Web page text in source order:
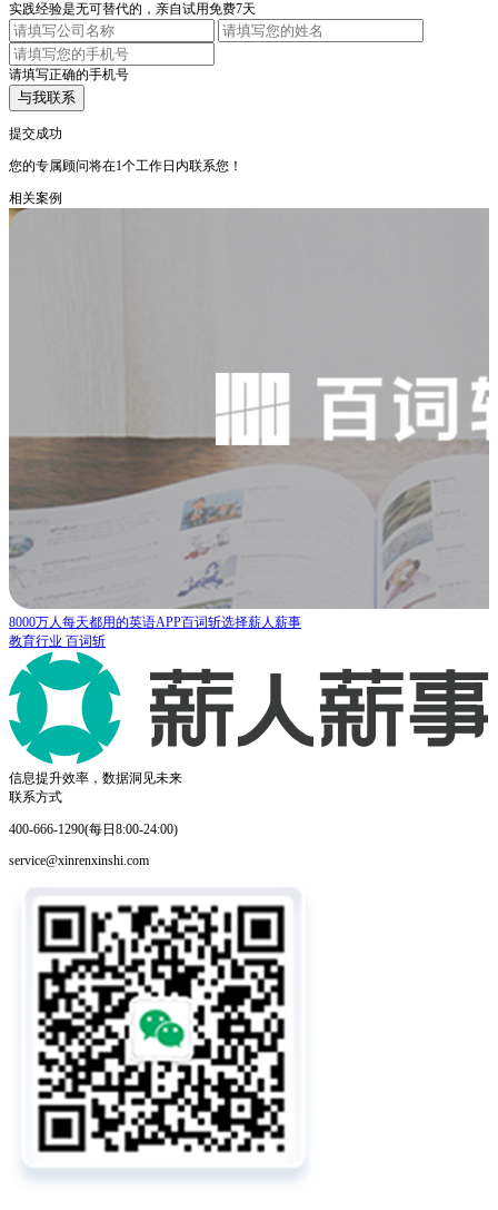
实践经验是无可替代的，亲自试用免费7天
请填写正确的手机号
与我联系
提交成功
您的专属顾问将在1个工作日内联系您！
相关案例
薪人薪事 X 职优你 | 在线教育领域专业化人才管理之路
教育行业 职优你
信息提升效率，数据洞见未来
联系方式
400-666-1290(每日8:00-24:00)
service@xinrenxinshi.com